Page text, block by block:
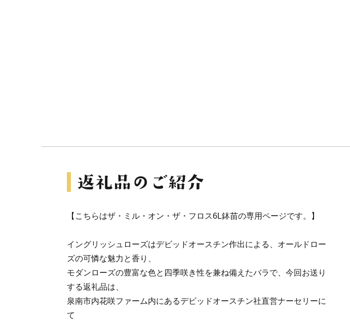
【こちらはザ・ミル・オン・ザ・フロス6L鉢苗の専用ページです。】
イングリッシュローズはデビッドオースチン作出による、オールドロー
ズの可憐な魅力と香り、
モダンローズの豊富な色と四季咲き性を兼ね備えたバラで、今回お送り
する返礼品は、
泉南市内花咲ファーム内にあるデビッドオースチン社直営ナーセリーに
て